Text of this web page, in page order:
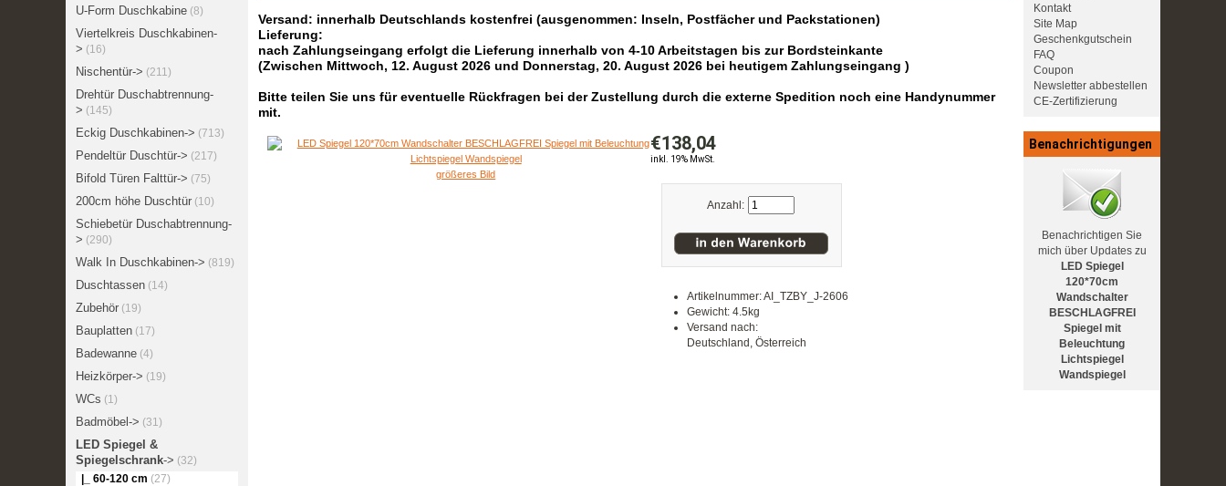
U-Form Duschkabine(8)
Viertelkreis Duschkabinen-
> (16)
Nischentür-> (211)
Drehtür Duschabtrennung-
> (145)
Eckig Duschkabinen-> (713)
Pendeltür Duschtür-> (217)
Bifold Türen Falttür-> (75)
200cm höhe Duschtür(10)
Schiebetür Duschabtrennung-
> (290)
Walk In Duschkabinen-> (819)
Duschtassen(14)
Zubehör(19)
Bauplatten(17)
Badewanne(4)
Heizkörper-> (19)
WCs (1)
Badmöbel-> (31)
LED Spiegel &
Spiegelschrank-> (32)
|_ 60-120 cm (27)
Versand: innerhalb Deutschlands kostenfrei (ausgenommen: Inseln, Postfächer und Packstationen)
Lieferung:
nach Zahlungseingang erfolgt die Lieferung innerhalb von 4-10 Arbeitstagen bis zur Bordsteinkante
(Zwischen Mittwoch, 12. August 2026 und Donnerstag, 20. August 2026 bei heutigem Zahlungseingang )
Bitte teilen Sie uns für eventuelle Rückfragen bei der Zustellung durch die externe Spedition noch eine Handynummer
mit.
größeres Bild
€138,04
inkl. 19% MwSt.
Anzahl:
Artikelnummer: AI_TZBY_J-2606
Gewicht: 4.5kg
Versand nach:
Deutschland, Österreich
Kontakt
Site Map
Geschenkgutschein
FAQ
Coupon
Newsletter abbestellen
CE-Zertifizierung
Benachrichtigungen
Benachrichtigen Sie
mich über Updates zu
LED Spiegel
120*70cm
Wandschalter
BESCHLAGFREI
Spiegel mit
Beleuchtung
Lichtspiegel
Wandspiegel